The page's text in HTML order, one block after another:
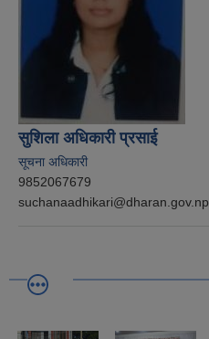
सुशिला अधिकारी प्रसाई
सूचना अधिकारी
9852067679
suchanaadhikari@dharan.gov.np